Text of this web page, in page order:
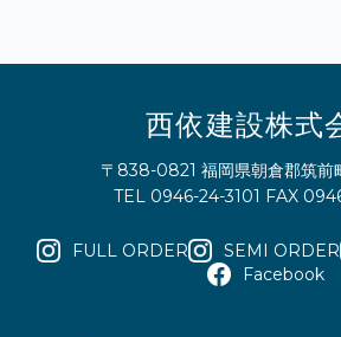
西依建設株式
〒838-0821 福岡県朝倉郡筑前
TEL 0946-24-3101 FAX
FULL ORDER SEMI ORDER
Facebook